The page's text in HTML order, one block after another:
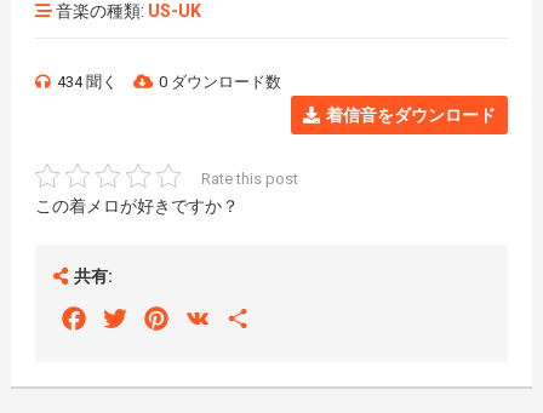
音楽の種類: US-UK
434 聞く 0 ダウンロード数
着信音をダウンロード
Rate this post
この着メロが好きですか？
共有:
FacebookTwitterPinterest
VK